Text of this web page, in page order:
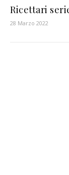
Ricettari
28 Marzo 2022